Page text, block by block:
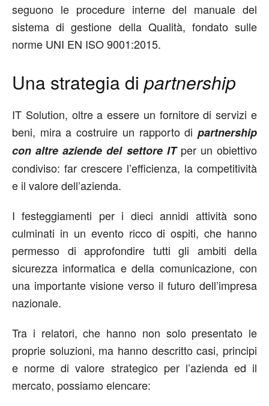
seguono le procedure interne del manuale del
sistema di gestione della Qualità, fondato sulle
norme UNI EN ISO 9001:2015.
Una strategia di partnership
IT Solution, oltre a essere un fornitore di servizi e
beni, mira a costruire un rapporto di partnership
con altre aziende del settore IT per un obiettivo
condiviso: far crescere l’efficienza, la competitività
e il valore dell’azienda.
I festeggiamenti per i dieci annidi attività sono
culminati in un evento ricco di ospiti, che hanno
permesso di approfondire tutti gli ambiti della
sicurezza informatica e della comunicazione, con
una importante visione verso il futuro dell’impresa
nazionale.
Tra i relatori, che hanno non solo presentato le
proprie soluzioni, ma hanno descritto casi, principi
e norme di valore strategico per l’azienda ed il
mercato, possiamo elencare: